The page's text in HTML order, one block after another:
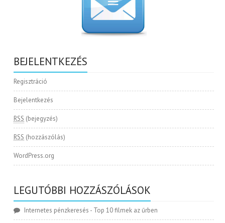
BEJELENTKEZÉS
Regisztráció
Bejelentkezés
RSS (bejegyzés)
RSS (hozzászólás)
WordPress.org
LEGUTÓBBI HOZZÁSZÓLÁSOK
Internetes pénzkeresés - Top 10 filmek az űrben